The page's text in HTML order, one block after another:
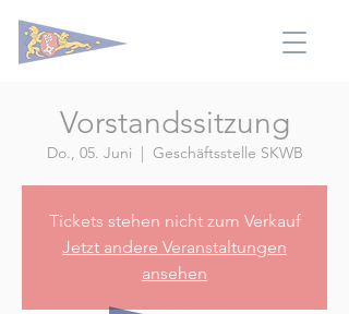
Vorstandssitzung
Do., 05. Juni
  |
Geschäftsstelle SKWB
Tickets stehen nicht zum Verkauf
Jetzt andere Veranstaltungen
ansehen